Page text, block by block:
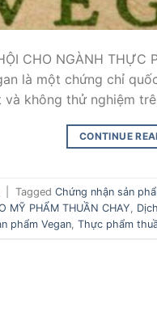
CHO NGÀNH THỰC
là một chứng chỉ
không thử nghiệm
CONTINUE
Tagged Chứng nhận sản
MỸ PHẨM THUẦN CHAY
phẩm Vegan Thực phẩm